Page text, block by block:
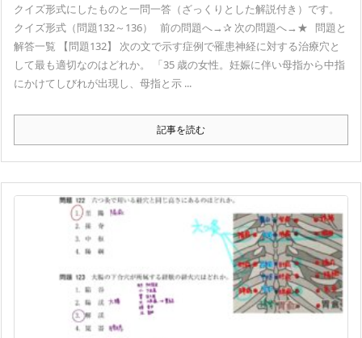
クイズ形式にしたものと一問一答（ざっくりとした解説付き）です。
クイズ形式（問題132～136） 前の問題へ→✰ 次の問題へ→★ 問題と
解答一覧 【問題132】 次の文で示す症例で罹患神経に対する治療穴と
して最も適切なのはどれか。 「35 歳の女性。妊娠に伴い母指から中指
にかけてしびれが出現し、母指と示 ...
記事を読む